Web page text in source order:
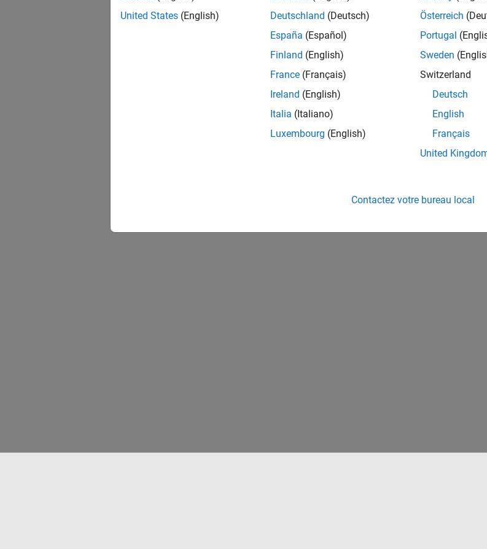
United States (English)
Deutschland (Deutsch)
España (Español)
Finland (English)
France (Français)
Ireland (English)
Italia (Italiano)
Luxembourg (English)
Österreich
Portugal
Sweden
Switzerland
Deutsch
English
Français
United
Contactez votre bureau local